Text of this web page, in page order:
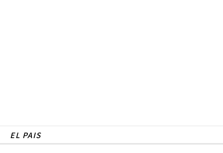
EL PAIS